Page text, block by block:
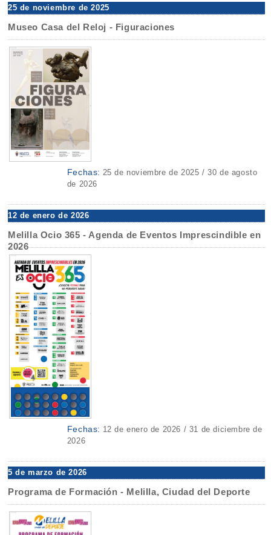
25 de noviembre de 2025
Museo Casa del Reloj - Figuraciones
Fechas: 25 de noviembre de 2025 / 30 de agosto
de 2026
12 de enero de 2026
Melilla Ocio 365 - Agenda de Eventos Imprescindible en
2026
Fechas: 12 de enero de 2026 / 31 de diciembre de
2026
5 de marzo de 2026
Programa de Formación - Melilla, Ciudad del Deporte